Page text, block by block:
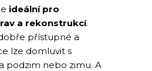
ideální pro
a rekonstrukcí.
přístupné a
lze domluvit s
podzim nebo zimu. A